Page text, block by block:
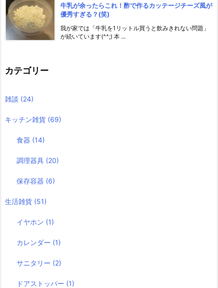
牛乳が余ったらこれ！酢で作るカッテージチーズ風が
優秀すぎる？(笑)
我が家では「牛乳を1リットル買うと飲みきれない問題」
が続いています(^^;) 本 ...
カテゴリー
雑談 (24)
キッチン雑貨 (69)
食器 (14)
調理器具 (20)
保存容器 (6)
生活雑貨 (51)
イヤホン (1)
カレンダー (1)
サニタリー (2)
ドアストッパー (1)